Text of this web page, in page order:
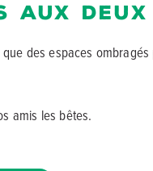
deux
des espaces
amis les bêtes.